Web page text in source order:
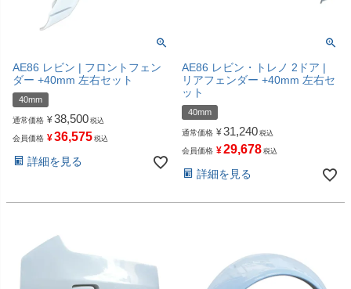
AE86 レビン | フロントフェン
ダー +40mm 左右セット
40mm
通常価格 ¥38,500 税込
会員価格 ¥36,575 税込
詳細を見る
AE86 レビン・トレノ 2ドア |
リアフェンダー +40mm 左右セ
ット
40mm
通常価格 ¥31,240 税込
会員価格 ¥29,678 税込
詳細を見る